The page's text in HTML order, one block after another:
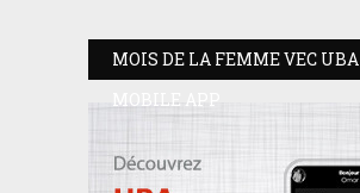
MOIS DE LA FEMME VEC UBA
MOBILE APP